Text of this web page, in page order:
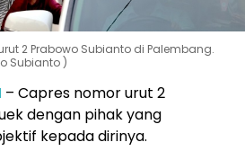
2 Prabowo Subianto di Palembang.
Subianto )
– Capres nomor urut 2
dengan pihak yang
kepada dirinya.